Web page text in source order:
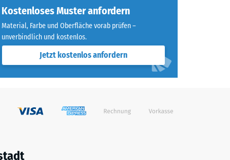
Kostenloses Muster anfordern
Material, Farbe und Oberfläche vorab prüfen –
unverbindlich und kostenlos.
Jetzt kostenlos anfordern